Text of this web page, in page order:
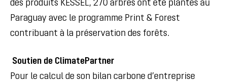
des produits KESSEL, 270 arbres ont été plantés au
Paraguay avec le programme Print & Forest
contribuant à la préservation des forêts.
Soutien de ClimatePartner
Pour le calcul de son bilan carbone d’entreprise